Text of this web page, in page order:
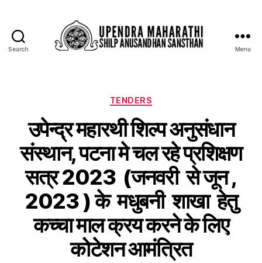
Search Menu
TENDERS
उपेन्द्र महारथी शिल्प अनुसंधान
संस्थान, पटना मे चल रहे प्रशिक्षण
सत्र 2023 (जनवरी से जून ,
2023 ) के मधुबनी शाखा हेतु
कच्चा माल क्रय करने के लिए
कोटेशन आमंत्रित